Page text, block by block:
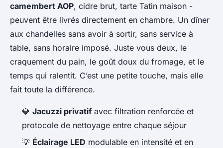
camembert AOP, cidre brut, tarte Tatin maison -
peuvent être livrés directement en chambre. Un dîner
aux chandelles sans avoir à sortir, sans service à
table, sans horaire imposé. Juste vous deux, le
craquement du pain, le goût doux du fromage, et le
temps qui ralentit. C’est une petite touche, mais elle
fait toute la différence.
💎 Jacuzzi privatif avec filtration renforcée et
protocole de nettoyage entre chaque séjour
💡 Éclairage LED modulable en intensité et en